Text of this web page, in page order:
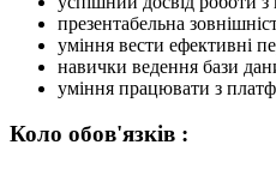
презентабельна
уміння вести ефективні
навички ведення бази
уміння працювати з
Коло обов'язків :